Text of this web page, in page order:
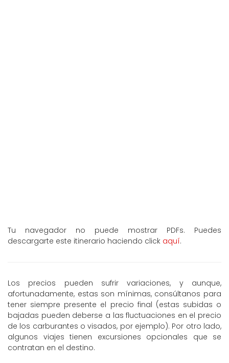
Tu navegador no puede mostrar PDFs. Puedes
descargarte este itinerario haciendo click aquí.
Los precios pueden sufrir variaciones, y aunque,
afortunadamente, estas son mínimas, consúltanos para
tener siempre presente el precio final (estas subidas o
bajadas pueden deberse a las fluctuaciones en el precio
de los carburantes o visados, por ejemplo). Por otro lado,
algunos viajes tienen excursiones opcionales que se
contratan en el destino.